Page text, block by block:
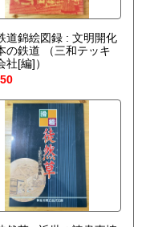
道錦絵図録 : 文明開化
の鉄道
（三和テッキ
社[編]）